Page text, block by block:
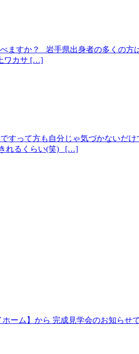
すか？ 岩手県出身者の多くの方
ワカサ […]
って方も自分じゃ気づかないだ
きれるくらい(笑) […]
ホーム】から 完成見学会のお知